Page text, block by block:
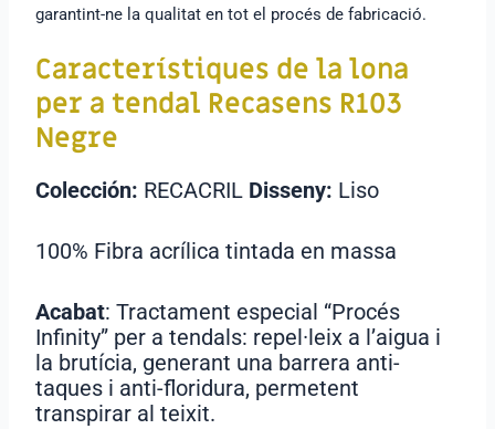
garantint-ne la qualitat en tot el procés de fabricació.
Característiques de la lona
per a tendal Recasens R103
Negre
Colección: RECACRIL Disseny: Liso
100% Fibra acrílica tintada en massa
Acabat: Tractament especial “Procés
Infinity” per a tendals: repel·leix a l’aigua i
la brutícia, generant una barrera anti-
taques i anti-floridura, permetent
transpirar al teixit.